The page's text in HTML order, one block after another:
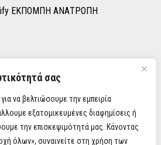
σας
να βελτιώσουμε την εμπειρία
εξατομικευμένες διαφημίσεις ή
την επισκεψιμότητά μας. Κάνοντας
όλων», συναινείτε στη χρήση των
ΕΚΠΟΜΠΗ ΑΝΑΤΡΟΠΗ